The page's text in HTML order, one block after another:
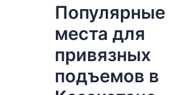
Популярные
места для
привязных
подъемов в